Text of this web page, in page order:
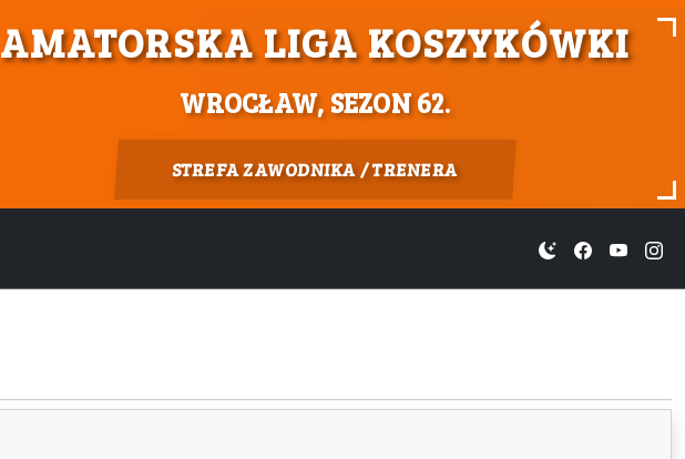
AMATORSKA LIGA KOSZYKÓWKI
WROCŁAW, SEZON 62.
STREFA ZAWODNIKA / TRENERA